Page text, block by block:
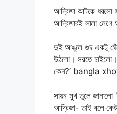
আদ্রিজা আটকে ধরলো
আদ্রিজারই লালা
দুই আঙুলে গুদ একটু
উঠলো। সরতে চাইলো।
কেন?’ bangla
সায়ন মুখ তুলে জানালো
আদ্রিজা- তাই বলে